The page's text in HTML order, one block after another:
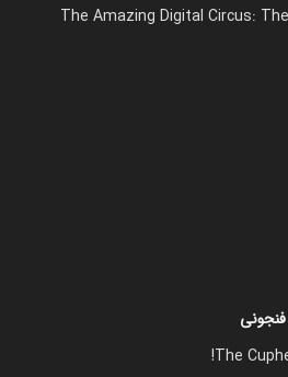
The Amazing Digital Circus:
The